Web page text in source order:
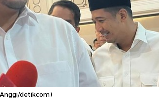
detikcom)